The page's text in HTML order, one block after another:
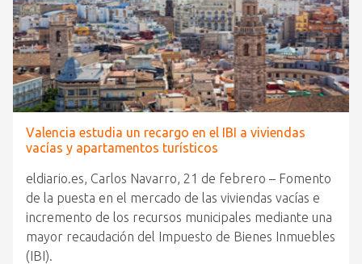
Valencia estudia un recargo en el IBI a viviendas
vacías y apartamentos turísticos
eldiario.es, Carlos Navarro, 21 de febrero – Fomento
de la puesta en el mercado de las viviendas vacías e
incremento de los recursos municipales mediante una
mayor recaudación del Impuesto de Bienes Inmuebles
(IBI).